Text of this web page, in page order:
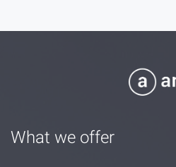
What we offer